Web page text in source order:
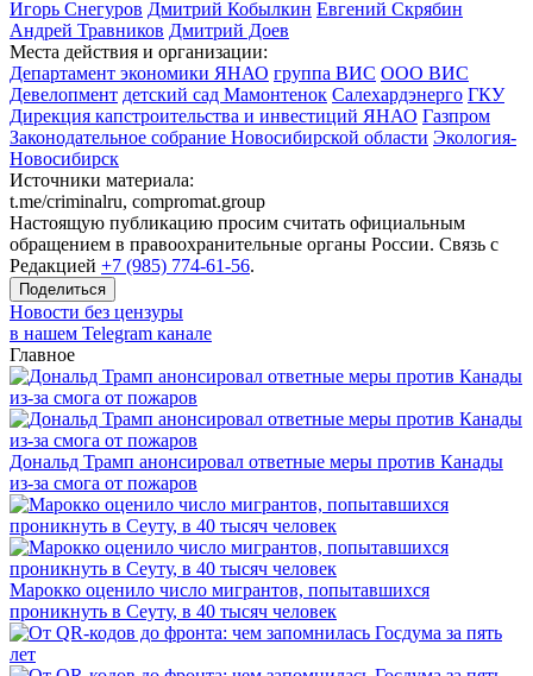
Игорь Снегуров Дмитрий Кобылкин Евгений Скрябин
Андрей Травников Дмитрий Доев
Места действия и организации:
Департамент экономики ЯНАО группа ВИС ООО ВИС
Девелопмент детский сад Мамонтенок Салехардэнерго ГКУ
Дирекция капстроительства и инвестиций ЯНАО Газпром
Законодательное собрание Новосибирской области Экология-
Новосибирск
Источники материала:
t.me/criminalru, compromat.group
Настоящую публикацию просим считать официальным
обращением в правоохранительные органы России. Связь с
Редакцией +7 (985) 774-61-56.
Поделиться
Новости без цензуры
в нашем Telegram канале
Главное
Дональд Трамп анонсировал ответные меры против Канады
из-за смога от пожаров
Марокко оценило число мигрантов, попытавшихся
проникнуть в Сеуту, в 40 тысяч человек